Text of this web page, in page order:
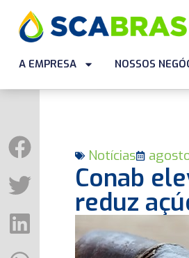
A EMPRESA NOSSOS
Notícias
Conab
reduz